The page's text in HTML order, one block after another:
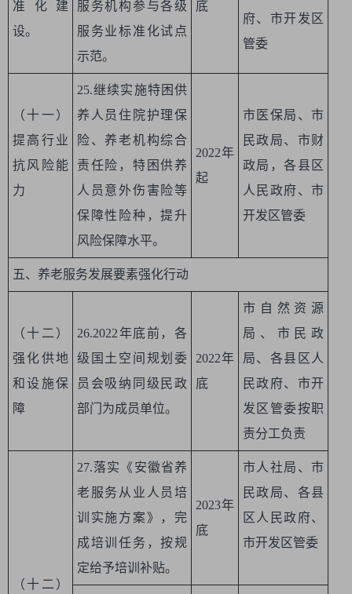
准化建
设。
服务机构参与各级
服务业标准化试点
示范。
底
府、市开发区
管委
（十一）
提高行业
抗风险能
力
25.继续实施特困供
养人员住院护理保
险、养老机构综合
责任险，特困供养
人员意外伤害险等
保障性险种，提升
风险保障水平。
2022年
起
市医保局、市
民政局、市财
政局，各县区
人民政府、市
开发区管委
五、养老服务发展要素强化行动
（十二）
强化供地
和设施保
障
26.2022年底前，各
级国土空间规划委
员会吸纳同级民政
部门为成员单位。
2022年
底
市自然资源
局、市民政
局、各县区人
民政府、市开
发区管委按职
责分工负责
（十二）
27.落实《安徽省养
老服务从业人员培
训实施方案》，完
成培训任务，按规
定给予培训补贴。
2023年
底
市人社局、市
民政局、各县
区人民政府、
市开发区管委